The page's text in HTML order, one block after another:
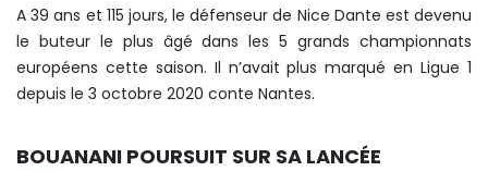
A 39 ans et 115 jours, le défenseur de Nice Dante est devenu
le buteur le plus âgé dans les 5 grands championnats
européens cette saison. Il n’avait plus marqué en Ligue 1
depuis le 3 octobre 2020 conte Nantes.
BOUANANI POURSUIT SUR SA LANCÉE